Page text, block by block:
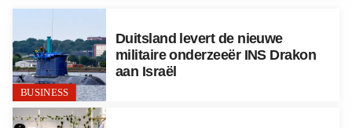
BUSINESS
Duitsland levert de nieuwe
militaire onderzeeër INS Drakon
aan Israël